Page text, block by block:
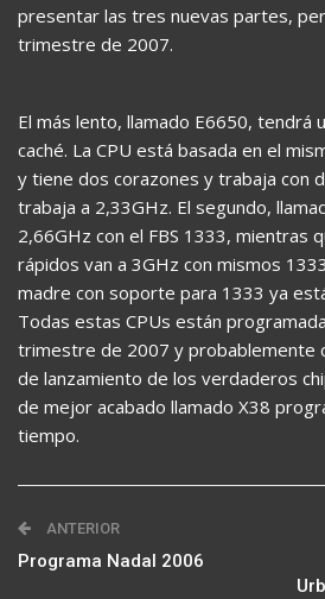
presentar las tres nuevas partes,
trimestre de 2007.
El más lento, llamado E6650, tendrá
caché. La CPU está basada en el
y tiene dos corazones y trabaja con
trabaja a 2,33GHz. El segundo,
2,66GHz con el FBS 1333, mientras
rápidos van a 3GHz con mismos
madre con soporte para 1333 ya
Todas estas CPUs están
trimestre de 2007 y probablemente
de lanzamiento de los verdaderos
de mejor acabado llamado X38
tiempo.
ANTERIOR
Programa Nadal 2006